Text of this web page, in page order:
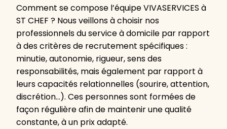
Comment se compose l’équipe VIVASERVICES à
ST CHEF ? Nous veillons à choisir nos
professionnels du service à domicile par rapport
à des critères de recrutement spécifiques :
minutie, autonomie, rigueur, sens des
responsabilités, mais également par rapport à
leurs capacités relationnelles (sourire, attention,
discrétion…). Ces personnes sont formées de
façon régulière afin de maintenir une qualité
constante, à un prix adapté.